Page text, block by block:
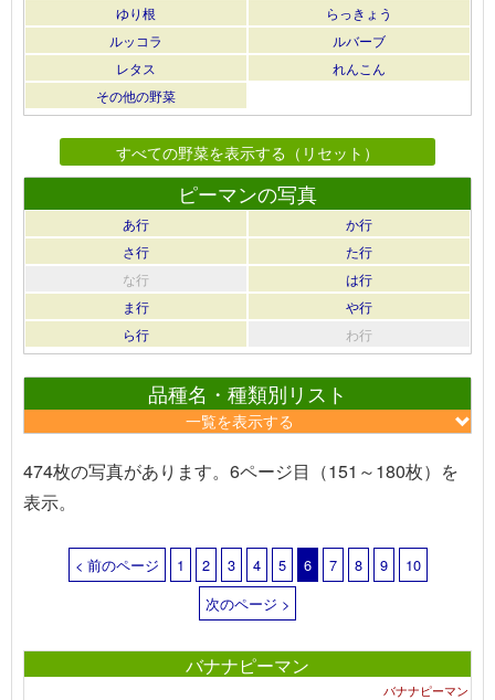
ゆり根
らっきょう
ルッコラ
ルバーブ
レタス
れんこん
その他の野菜
すべての野菜を表示する（リセット）
ピーマンの写真
あ行
か行
さ行
た行
な行
は行
ま行
や行
ら行
わ行
品種名・種類別リスト
一覧を表示する
474枚の写真があります。6ページ目（151～180枚）を
表示。
< 前のページ 1 2 3 4 5 6 7 8 9
10
次のページ >
バナナピーマン
バナナピーマン